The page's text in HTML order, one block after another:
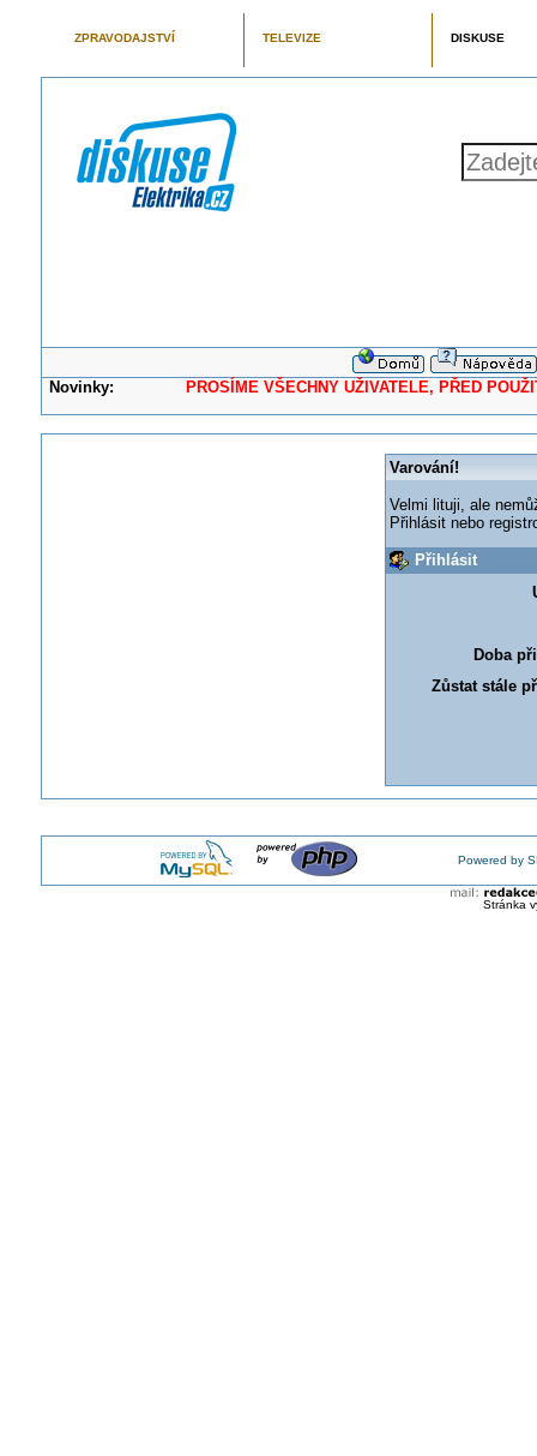
ZPRAVODAJSTVÍ TELEVIZE DISKUSE
Novinky: PROSÍME VŠECHNY UŽIVATELE, PŘED
Varování!
Velmi lituji, ale
Přihlásit nebo
Přihlásit
Doba
Zůstat stále
Powered by
Stránka